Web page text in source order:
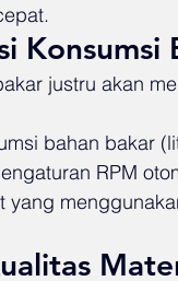
Konsumsi
justru akan
bahan bakar
RPM
yang